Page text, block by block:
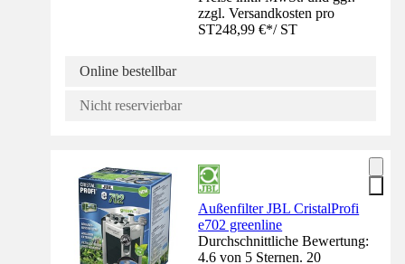
zzgl. Versandkosten pro
ST248,99 €*/ ST
Online bestellbar
Nicht reservierbar
Außenfilter JBL CristalProfi
e702 greenline
Durchschnittliche Bewertung:
4.6 von 5 Sternen. 20